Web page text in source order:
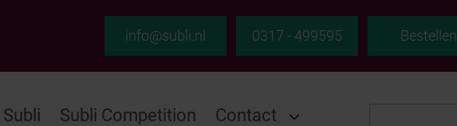
info@subli.nl 0317 - 499595 Bestellen
Subli Competition Contact